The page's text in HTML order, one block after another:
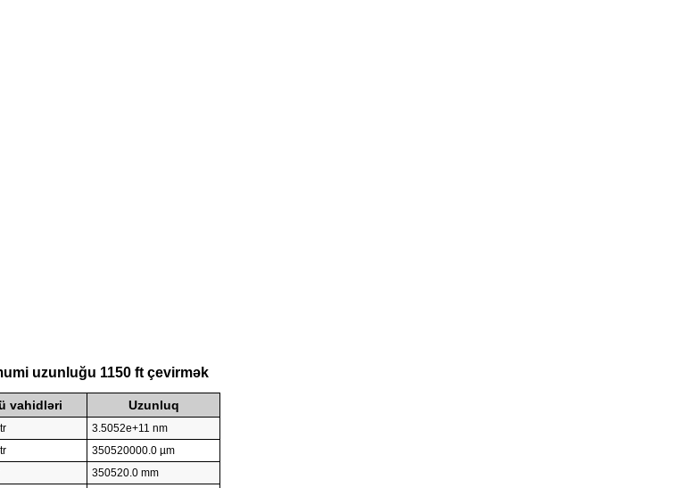
uzunluğu 1150 ft çevirmək
vahidləri Uzunluq
3.5052e+11 nm
350520000.0 µm
350520.0 mm